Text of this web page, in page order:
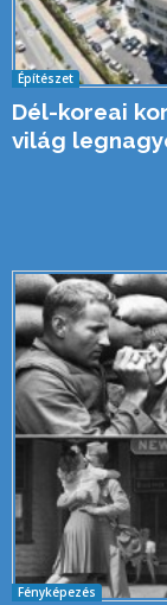
Építészet
Dél-koreai
világ
Fényképezés